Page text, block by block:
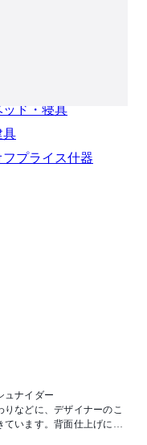
ッド・寝具
具
フプライス什器
ュナイダー
りなどに、デザイナーのこ
ています。背面仕上げに加
べ、ディスプレイやおも